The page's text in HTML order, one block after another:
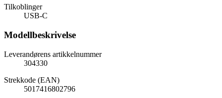
Tilkoblinger
USB-C
Modellbeskrivelse
Leverandørens artikkelnummer
304330
Strekkode (EAN)
5017416802796